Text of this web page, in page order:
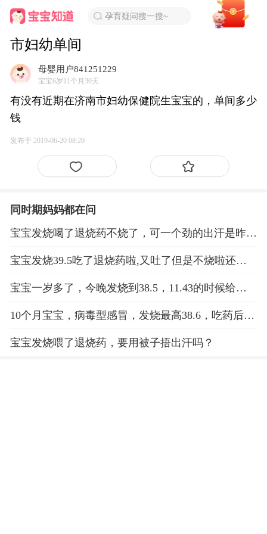
孕育疑问搜一搜~
市妇幼单间
母婴用户841251229
宝宝6岁11个月30天
有没有近期在济南市妇幼保健院生宝宝的，单间多少
钱
发布于 2019-06-20 08:20
同时期妈妈都在问
宝宝发烧喝了退烧药不烧了，可一个劲的出汗是昨回
宝宝发烧39.5吃了退烧药啦,又吐了但是不烧啦还出
宝宝一岁多了，今晚发烧到38.5，11.43的时候给她
10个月宝宝，病毒型感冒，发烧最高38.6，吃药后出
宝宝发烧喂了退烧药，要用被子捂出汗吗？